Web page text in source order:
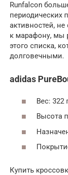
Runfalcon
периодических
активностей,
к марафону, мы
этого списка,
долговечными.
adidas
Вес: 322
Высота
Купить